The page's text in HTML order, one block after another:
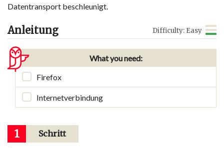
Datentransport beschleunigt.
Anleitung Difficulty: Easy
What you need:
Firefox
Internetverbindung
1 Schritt